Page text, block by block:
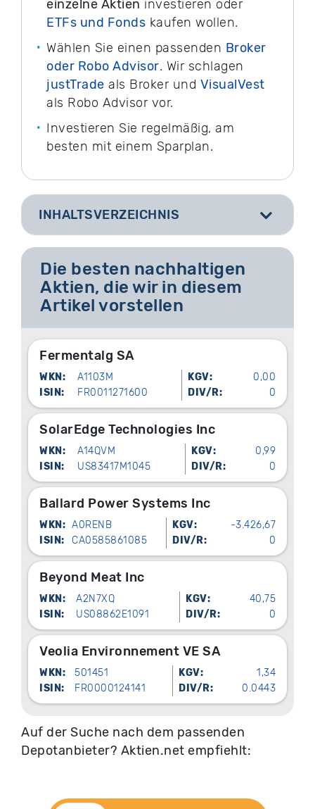
einzelne Aktien investieren oder
ETFs und Fonds kaufen wollen.
Wählen Sie einen passenden Broker
oder Robo Advisor. Wir schlagen
justTrade als Broker und VisualVest
als Robo Advisor vor.
Investieren Sie regelmäßig, am
besten mit einem Sparplan.
INHALTSVERZEICHNIS
Die besten nachhaltigen
Aktien, die wir in diesem
Artikel vorstellen
Fermentalg SA
WKN: A1103M KGV:
0,00
ISIN:
FR0011271600 DIV/R: 0
SolarEdge Technologies Inc
WKN: A14QVM KGV:
0,99
ISIN:
US83417M1045 DIV/R: 0
Ballard Power Systems Inc
WKN: A0RENB KGV:
-3.426,67
ISIN:
CA0585861085 DIV/R: 0
Beyond Meat Inc
WKN: A2N7XQ KGV:
40,75
ISIN:
US08862E1091 DIV/R: 0
Veolia Environnement VE SA
WKN: 501451 KGV:
1,34
ISIN:
FR0000124141 DIV/R: 0.0443
Auf der Suche nach dem passenden
Depotanbieter? Aktien.net empfiehlt: